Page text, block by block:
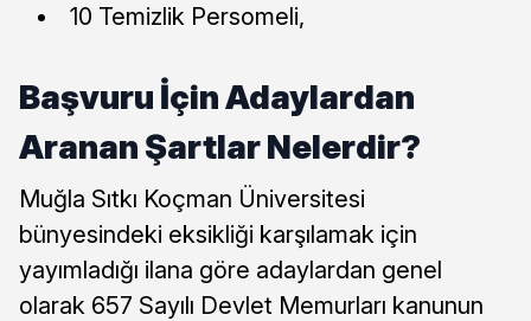
10 Temizlik Persomeli,
Başvuru İçin Adaylardan
Aranan Şartlar Nelerdir?
Muğla Sıtkı Koçman Üniversitesi
bünyesindeki eksikliği karşılamak için
yayımladığı ilana göre adaylardan genel
olarak 657 Sayılı Devlet Memurları kanunun